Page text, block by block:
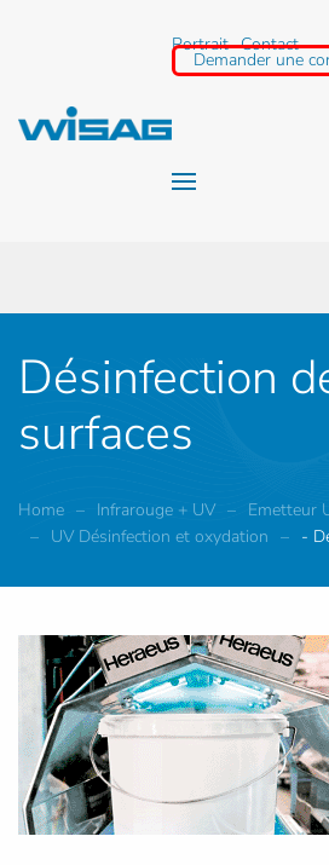
Accéder au contenu principal
Portrait Contact
Demander une
Désinfection
surfaces
Home Infrarouge + UV
Emetteur
UV Désinfection et oxydation
-